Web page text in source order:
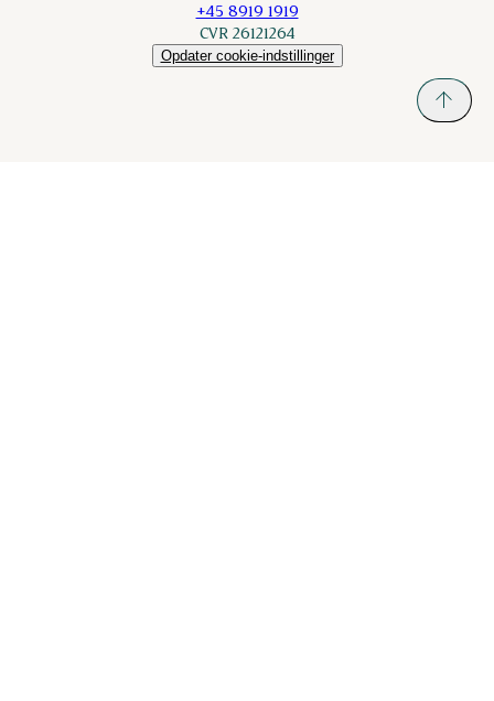
+45 8919 1919
CVR 26121264
Opdater cookie-indstillinger